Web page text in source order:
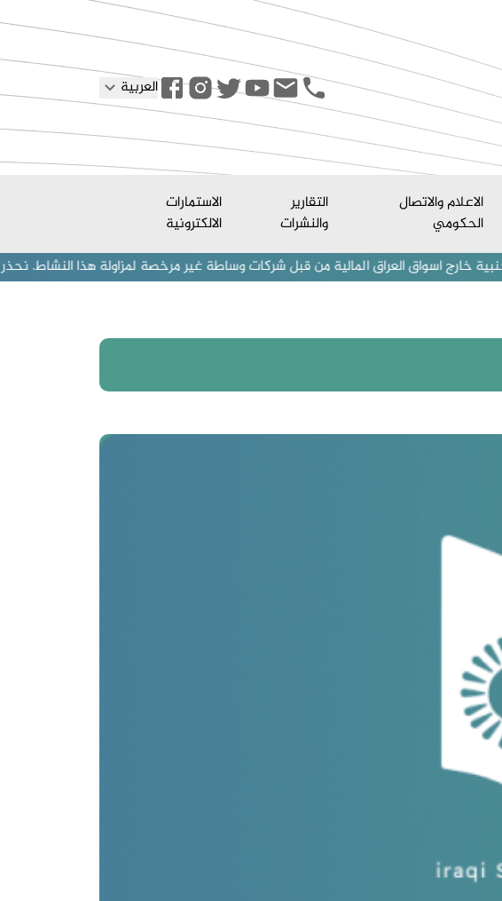
العربية
الاعلام والاتصال
الحكومي
التقارير
والنشرات
الاستمارات
الالكترونية
العراق المالية من قبل شركات وساطة غير مرخصة لمزاولة هذا النشاط. نحذر